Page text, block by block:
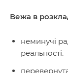
Вежа в
неминучі
реальності.